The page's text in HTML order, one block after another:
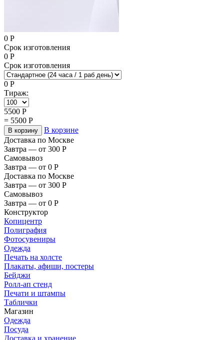
0 Р
Срок изготовления
0 Р
Срок изготовления
0 Р
Тираж:
5500 Р
= 5500 Р
В корзину
В корзине
Доставка по Москве
Завтра — от 300 Р
Самовывоз
Завтра — от 0 Р
Доставка по Москве
Завтра — от 300 Р
Самовывоз
Завтра — от 0 Р
Конструктор
Копицентр
Полиграфия
Фотосувениры
Одежда
Печать на холсте
Плакаты, афиши, постеры
Бейджи
Ролл-ап стенд
Печати и штампы
Таблички
Магазин
Одежда
Посуда
Доставка и хранение